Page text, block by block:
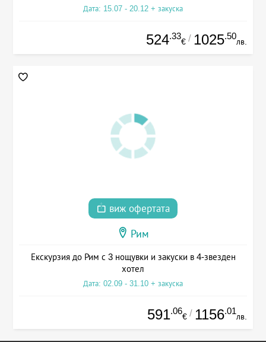
Дата: 15.07 - 20.12 + закуска
524.33
€ / 1025.50
лв.
виж офертата
Рим
Екскурзия до Рим с 3 нощувки и закуски в 4-звезден
хотел
Дата: 02.09 - 31.10 + закуска
591.06
€ / 1156.01
лв.